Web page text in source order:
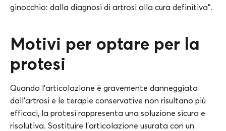
ginocchio: dalla diagnosi di artrosi alla cura definitiva”.
Motivi per optare per la
protesi
Quando l’articolazione è gravemente danneggiata
dall’artrosi e le terapie conservative non risultano più
efficaci, la protesi rappresenta una soluzione sicura e
risolutiva. Sostituire l’articolazione usurata con un